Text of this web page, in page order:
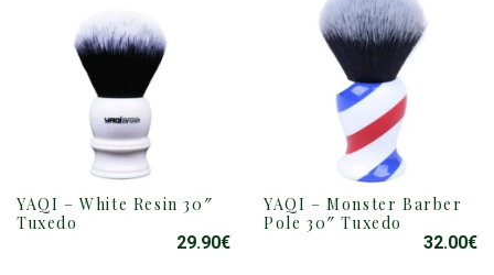
YAQI – White Resin 30″
Tuxedo
29.90€
YAQI – Monster Barber
Pole 30″ Tuxedo
32.00€